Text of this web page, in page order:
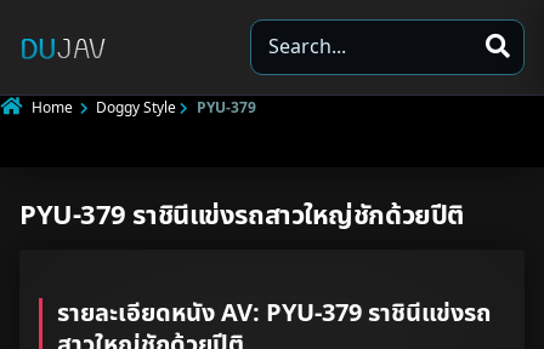
e
a
Home Doggy Style PYU-379
Underage
Spam
PYU-379 ราชินีแข่งรถสาวใหญ่ชักด้วยปีติ
รายละเอียดหนัง AV: PYU-379 ราชินีแข่งรถ